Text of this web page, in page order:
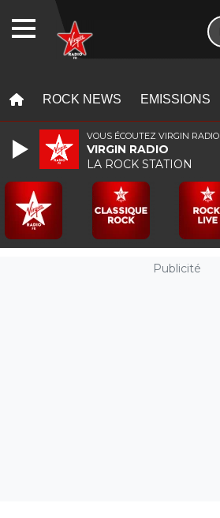
ROCK NEWS EMISSIONS
Publicité
VOUS ÉCOUTEZ VIRGIN RADIO
VIRGIN RADIO
LA ROCK STATION
WEBRADIO